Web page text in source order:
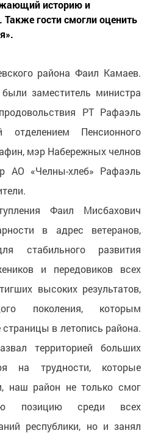
историю и
гости смогли оценить
района Фаил Камаев.
заместитель министра
РТ Рафаэль
отделением Пенсионного
мэр Набережных челнов
АО «Челны-хлеб» Рафаэль
Фаил Мисбахович
в адрес ветеранов,
стабильного развития
и передовиков всех
высоких результатов,
поколения, которым
в летопись района.
территорией больших
на трудности, которые
наш район не только смог
позицию среди всех
республики, но и занял